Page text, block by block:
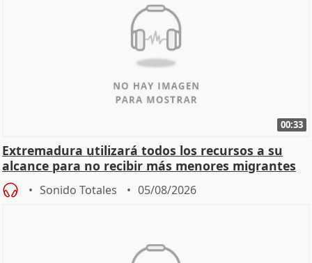
00:33
Extremadura utilizará todos los recursos a su
alcance para no recibir más menores migrantes
Sonido Totales 05/08/2026